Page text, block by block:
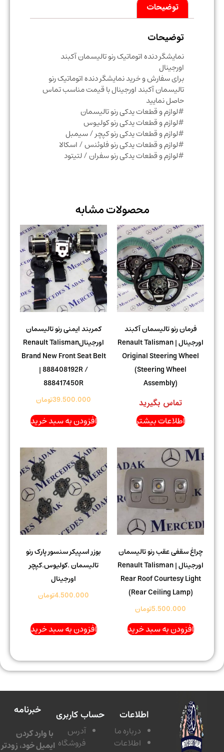
توضیحات
توضیحات
نمایشگر دنده اتوماتیک رنو تالیسمان آکبند
اورجینال
برای سفارش و خرید نمایشگر دنده اتوماتیک رنو
تالیسمان آکبند اورجینال با قیمت مناسب تماس
حاصل نمایید
#لوازم و قطعات یدکی رنو تالیسمان
#لوازم و قطعات یدکی رنو کولیوس
#لوازم و قطعات یدکی رنو کپچر / سیمبل
#لوازم و قطعات یدکی رنو فلوئنس / اسکالا
#لوازم و قطعات یدکی رنو سفران / لتیتود
محصولات مشابه
فرمان رنو تالیسمان آکبند
اورجینال | Renault Talisman
Original Steering Wheel
(Steering Wheel
Assembly)
تماس بگیرید
اطلاعات بیشتر
کمربند ایمنی رنو تالیسمان
اورجینالRenault Talisman
Brand New Front Seat Belt
| 888408192R /
888417450R
39.500.000تومان
افزودن به سبد خرید
چراغ سقفی عقب رنو تالیسمان
اورجینال | Renault Talisman
Rear Roof Courtesy Light
(Rear Ceiling Lamp)
5.500.000تومان
افزودن به سبد خرید
بوزر اسپیکر سنسور پارک رنو
تالیسمان .کولیوس.کپچر
اورجینال
4.500.000تومان
افزودن به سبد خرید
اطلاعات
درباره ما
اطلاعات
حساب کاربری
آدرس
فروشگاه
خبرنامه
با وارد کردن
ایمیل خود، زودتر